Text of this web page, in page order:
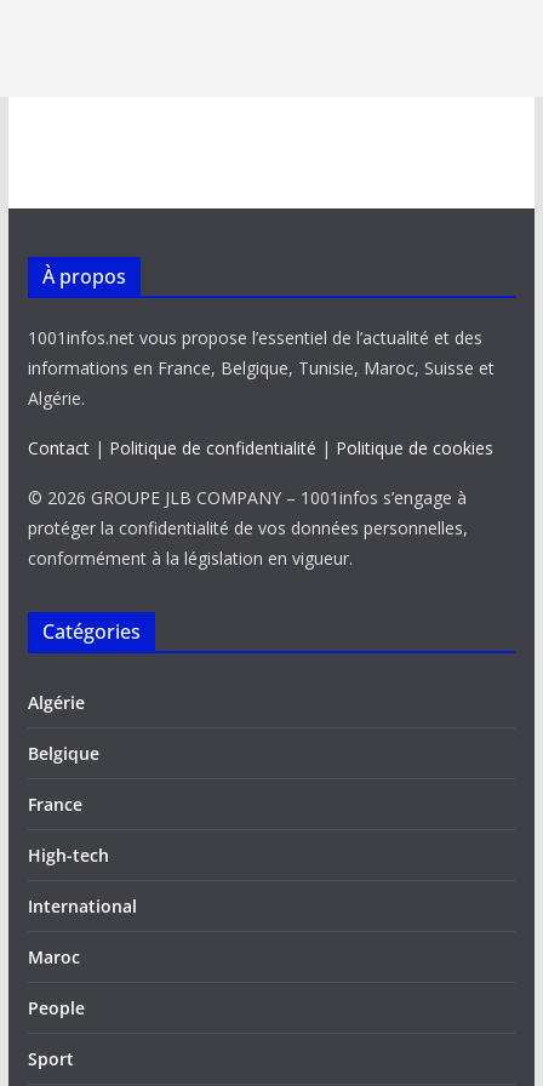
À propos
1001infos.net vous propose l’essentiel de l’actualité et des
informations en France, Belgique, Tunisie, Maroc, Suisse et
Algérie.
Contact| Politique de confidentialité | Politique de cookies
© 2026 GROUPE JLB COMPANY – 1001infos s’engage à
protéger la confidentialité de vos données personnelles,
conformément à la législation en vigueur.
Catégories
Algérie
Belgique
France
High-tech
International
Maroc
People
Sport